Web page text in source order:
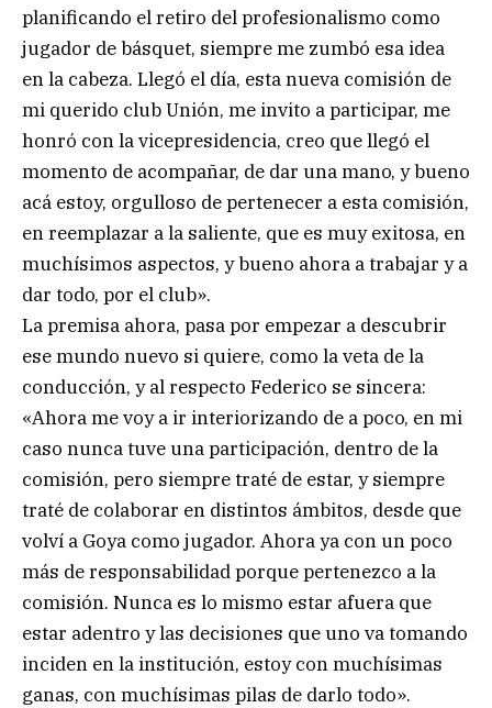
planificando el retiro del profesionalismo como
jugador de básquet, siempre me zumbó esa idea
en la cabeza. Llegó el día, esta nueva comisión de
mi querido club Unión, me invito a participar, me
honró con la vicepresidencia, creo que llegó el
momento de acompañar, de dar una mano, y bueno
acá estoy, orgulloso de pertenecer a esta comisión,
en reemplazar a la saliente, que es muy exitosa, en
muchísimos aspectos, y bueno ahora a trabajar y a
dar todo, por el club».
La premisa ahora, pasa por empezar a descubrir
ese mundo nuevo si quiere, como la veta de la
conducción, y al respecto Federico se sincera:
«Ahora me voy a ir interiorizando de a poco, en mi
caso nunca tuve una participación, dentro de la
comisión, pero siempre traté de estar, y siempre
traté de colaborar en distintos ámbitos, desde que
volví a Goya como jugador. Ahora ya con un poco
más de responsabilidad porque pertenezco a la
comisión. Nunca es lo mismo estar afuera que
estar adentro y las decisiones que uno va tomando
inciden en la institución, estoy con muchísimas
ganas, con muchísimas pilas de darlo todo».